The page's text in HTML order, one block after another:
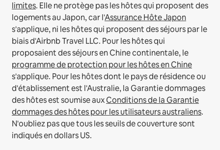
limites. Elle ne protège pas les hôtes qui proposent des
logements au Japon, car l'Assurance Hôte Japon
s'applique, ni les hôtes qui proposent des séjours par le
biais d'Airbnb Travel LLC. Pour les hôtes qui
proposaient des séjours en Chine continentale, le
programme de protection pour les hôtes en Chine
s'applique. Pour les hôtes dont le pays de résidence ou
d'établissement est l'Australie, la Garantie dommages
des hôtes est soumise auxConditions de la Garantie
dommages des hôtes pour les utilisateurs australiens.
N'oubliez pas que tous les seuils de couverture sont
indiqués en dollars US.